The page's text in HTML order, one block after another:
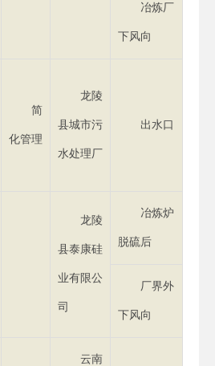
冶炼厂
下风向
简
化管理
龙陵
县城市污
水处理厂
出水口
龙陵
县泰康硅
业有限公
司
冶炼炉
脱硫后
厂界外
下风向
云南